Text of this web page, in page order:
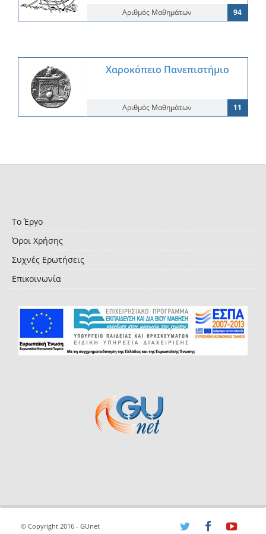
Αριθμός Μαθημάτων 94
Χαροκόπειο Πανεπιστήμιο
Αριθμός Μαθημάτων 11
Το Έργο
Όροι Χρήσης
Συχνές Ερωτήσεις
Επικοινωνία
© Copyright 2016 - GUnet